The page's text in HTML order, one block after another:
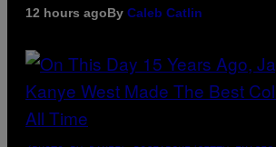
12 hours agoBy Caleb Catlin